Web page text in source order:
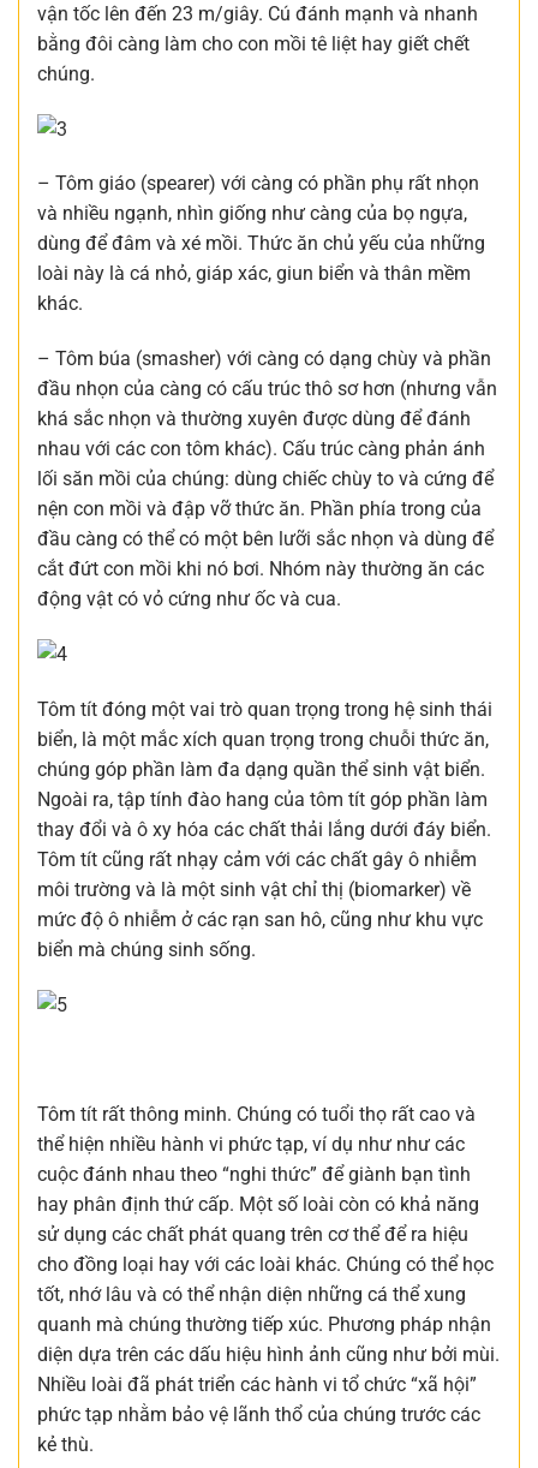
vận tốc lên đến 23 m/giây. Cú đánh mạnh và nhanh
bằng đôi càng làm cho con mồi tê liệt hay giết chết
chúng.
– Tôm giáo (spearer) với càng có phần phụ rất nhọn
và nhiều ngạnh, nhìn giống như càng của bọ ngựa,
dùng để đâm và xé mồi. Thức ăn chủ yếu của những
loài này là cá nhỏ, giáp xác, giun biển và thân mềm
khác.
– Tôm búa (smasher) với càng có dạng chùy và phần
đầu nhọn của càng có cấu trúc thô sơ hơn (nhưng vẫn
khá sắc nhọn và thường xuyên được dùng để đánh
nhau với các con tôm khác). Cấu trúc càng phản ánh
lối săn mồi của chúng: dùng chiếc chùy to và cứng để
nện con mồi và đập vỡ thức ăn. Phần phía trong của
đầu càng có thể có một bên lưỡi sắc nhọn và dùng để
cắt đứt con mồi khi nó bơi. Nhóm này thường ăn các
động vật có vỏ cứng như ốc và cua.
Tôm tít đóng một vai trò quan trọng trong hệ sinh thái
biển, là một mắc xích quan trọng trong chuỗi thức ăn,
chúng góp phần làm đa dạng quần thể sinh vật biển.
Ngoài ra, tập tính đào hang của tôm tít góp phần làm
thay đổi và ô xy hóa các chất thải lắng dưới đáy biển.
Tôm tít cũng rất nhạy cảm với các chất gây ô nhiễm
môi trường và là một sinh vật chỉ thị (biomarker) về
mức độ ô nhiễm ở các rạn san hô, cũng như khu vực
biển mà chúng sinh sống.
Tôm tít rất thông minh. Chúng có tuổi thọ rất cao và
thể hiện nhiều hành vi phức tạp, ví dụ như như các
cuộc đánh nhau theo “nghi thức” để giành bạn tình
hay phân định thứ cấp. Một số loài còn có khả năng
sử dụng các chất phát quang trên cơ thể để ra hiệu
cho đồng loại hay với các loài khác. Chúng có thể học
tốt, nhớ lâu và có thể nhận diện những cá thể xung
quanh mà chúng thường tiếp xúc. Phương pháp nhận
diện dựa trên các dấu hiệu hình ảnh cũng như bởi mùi.
Nhiều loài đã phát triển các hành vi tổ chức “xã hội”
phức tạp nhằm bảo vệ lãnh thổ của chúng trước các
kẻ thù.